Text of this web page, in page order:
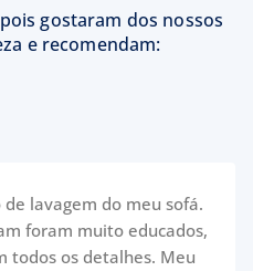
gostaram dos nossos
e recomendam:
lavagem do meu sofá.
foram muito educados,
todos os detalhes. Meu